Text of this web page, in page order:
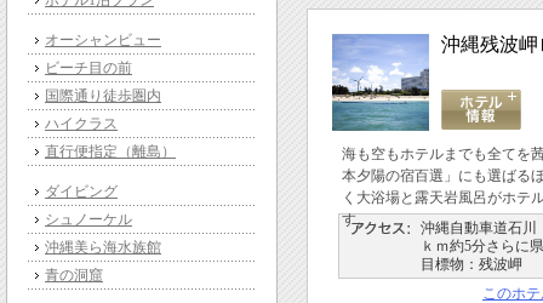
沖縄残波
海も空もホテルまでも全てを
本夕陽の宿百選」にも選ばる
く大浴場と露天岩風呂がホテ
す。
沖縄自動車道石川
ｋｍ約5分さらに
目標物：残波岬
このホ
オーシャンビュー
ビーチ目の前
国際通り徒歩圏内
ハイクラス
直行便指定（離島）
ダイビング
シュノーケル
沖縄美ら海水族館
青の洞窟